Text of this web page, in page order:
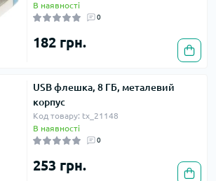
В наявності
0
182 грн.
USB флешка, 8 ГБ, металевий
корпус
Код товару: tx_21148
В наявності
0
253 грн.